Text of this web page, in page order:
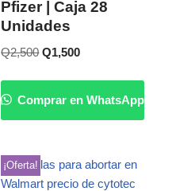
Pfizer | Caja 28
Unidades
Q2,500 Q1,500
Comprar en WhatsApp
¡Oferta!